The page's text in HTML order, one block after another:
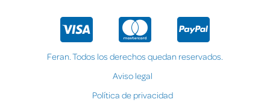
Feran. Todos los derechos quedan reservados.
Aviso legal
Política de privacidad